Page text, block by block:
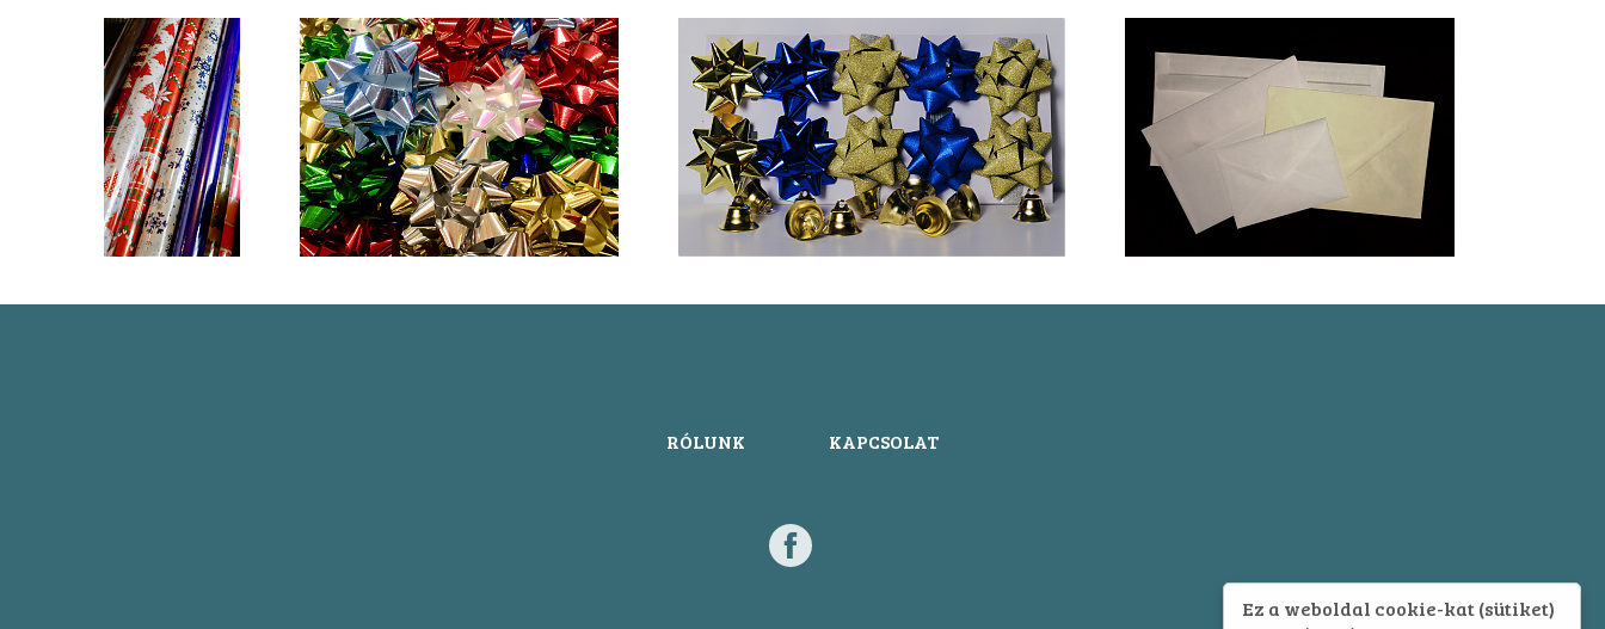
RÓLUNK KAPCSOLAT
Ez a weboldal cookie-kat (sütiket)